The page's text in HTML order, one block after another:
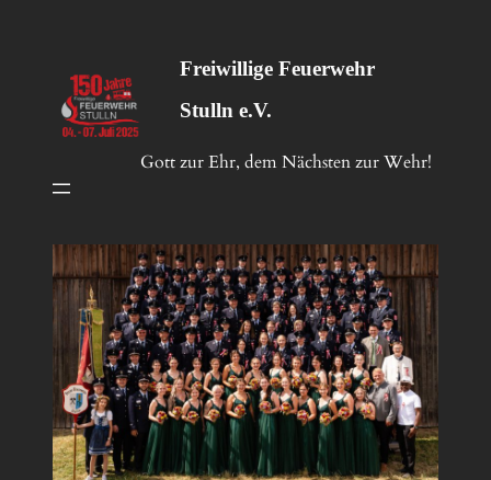
Freiwillige Feuerwehr
Stulln e.V.
Gott zur Ehr, dem Nächsten zur Wehr!